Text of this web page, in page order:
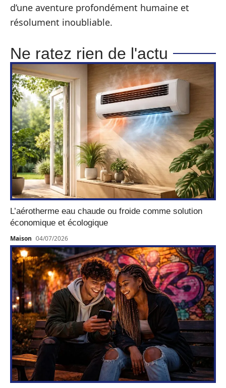
d’une aventure profondément humaine et
résolument inoubliable.
Ne ratez rien de l'actu
L’aérotherme eau chaude ou froide comme solution
économique et écologique
Maison 04/07/2026